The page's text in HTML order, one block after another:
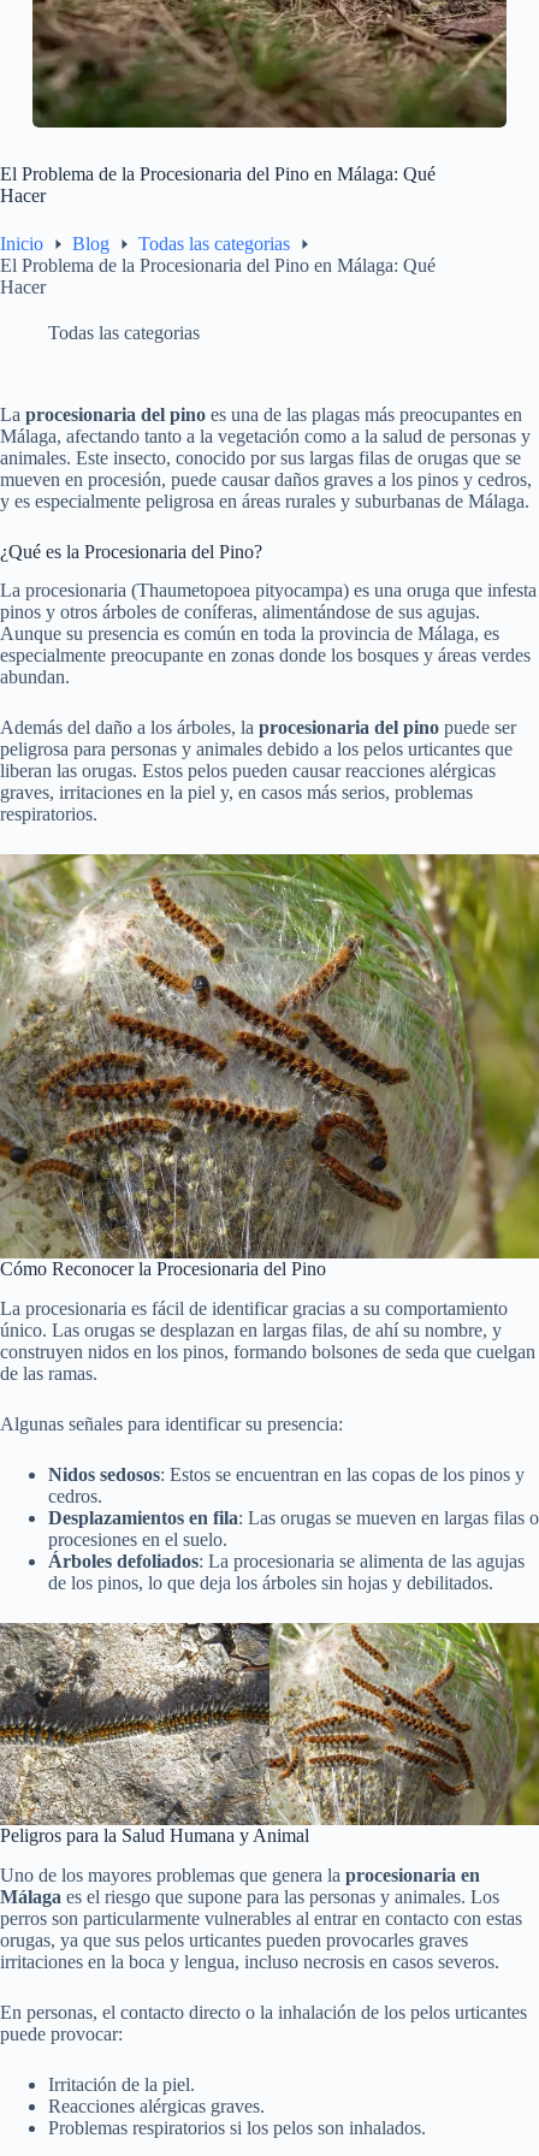
El Problema de la Procesionaria del Pino en Málaga: Qué
Hacer
Inicio Blog
Todas las categorias
El Problema de la Procesionaria del Pino en Málaga: Qué
Hacer
Todas las categorias
La procesionaria del pino es una de las plagas más preocupantes en
Málaga, afectando tanto a la vegetación como a la salud de personas y
animales. Este insecto, conocido por sus largas filas de orugas que se
mueven en procesión, puede causar daños graves a los pinos y cedros,
y es especialmente peligrosa en áreas rurales y suburbanas de Málaga.
¿Qué es la Procesionaria del Pino?
La procesionaria (Thaumetopoea pityocampa) es una oruga que infesta
pinos y otros árboles de coníferas, alimentándose de sus agujas.
Aunque su presencia es común en toda la provincia de Málaga, es
especialmente preocupante en zonas donde los bosques y áreas verdes
abundan.
Además del daño a los árboles, la procesionaria del pino puede ser
peligrosa para personas y animales debido a los pelos urticantes que
liberan las orugas. Estos pelos pueden causar reacciones alérgicas
graves, irritaciones en la piel y, en casos más serios, problemas
respiratorios.
Cómo Reconocer la Procesionaria del Pino
La procesionaria es fácil de identificar gracias a su comportamiento
único. Las orugas se desplazan en largas filas, de ahí su nombre, y
construyen nidos en los pinos, formando bolsones de seda que cuelgan
de las ramas.
Algunas señales para identificar su presencia:
Nidos sedosos: Estos se encuentran en las copas de los pinos y
cedros.
Desplazamientos en fila: Las orugas se mueven en largas filas o
procesiones en el suelo.
Árboles defoliados: La procesionaria se alimenta de las agujas
de los pinos, lo que deja los árboles sin hojas y debilitados.
Peligros para la Salud Humana y Animal
Uno de los mayores problemas que genera la procesionaria en
Málaga es el riesgo que supone para las personas y animales. Los
perros son particularmente vulnerables al entrar en contacto con estas
orugas, ya que sus pelos urticantes pueden provocarles graves
irritaciones en la boca y lengua, incluso necrosis en casos severos.
En personas, el contacto directo o la inhalación de los pelos urticantes
puede provocar:
Irritación de la piel.
Reacciones alérgicas graves.
Problemas respiratorios si los pelos son inhalados.